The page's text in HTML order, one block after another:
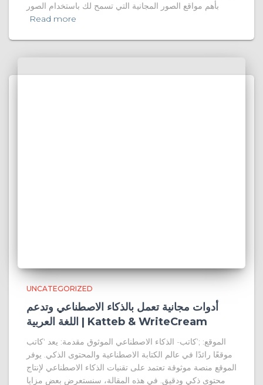
بأهم مواقع الصور المجانية التي تسمح لك باستخدام الصور
Read more
UNCATEGORIZED
أدوات مجانية تعمل بالذكاء الاصطناعي وتدعم
اللغة العربية | Katteb & WriteCream
الموقع: ;’كاتب- الذكاء الاصطناعي الموثوق مقدمة: يعد ‘كاتب
موقعًا رائدًا في عالم الكتابة الاصطناعية والمحتوى الذكي. يوفر
الموقع منصة موثوقة تعتمد على تقنيات الذكاء الاصطناعي لإنتاج
محتوى ذكي ودقيق. في هذه المقالة، سنستعرض بعض مزايا